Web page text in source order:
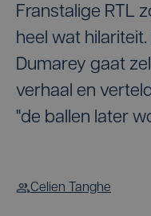
Franstalige RTL
heel wat
Dumarey gaat
verhaal en
"de ballen later
Celien Tanghe